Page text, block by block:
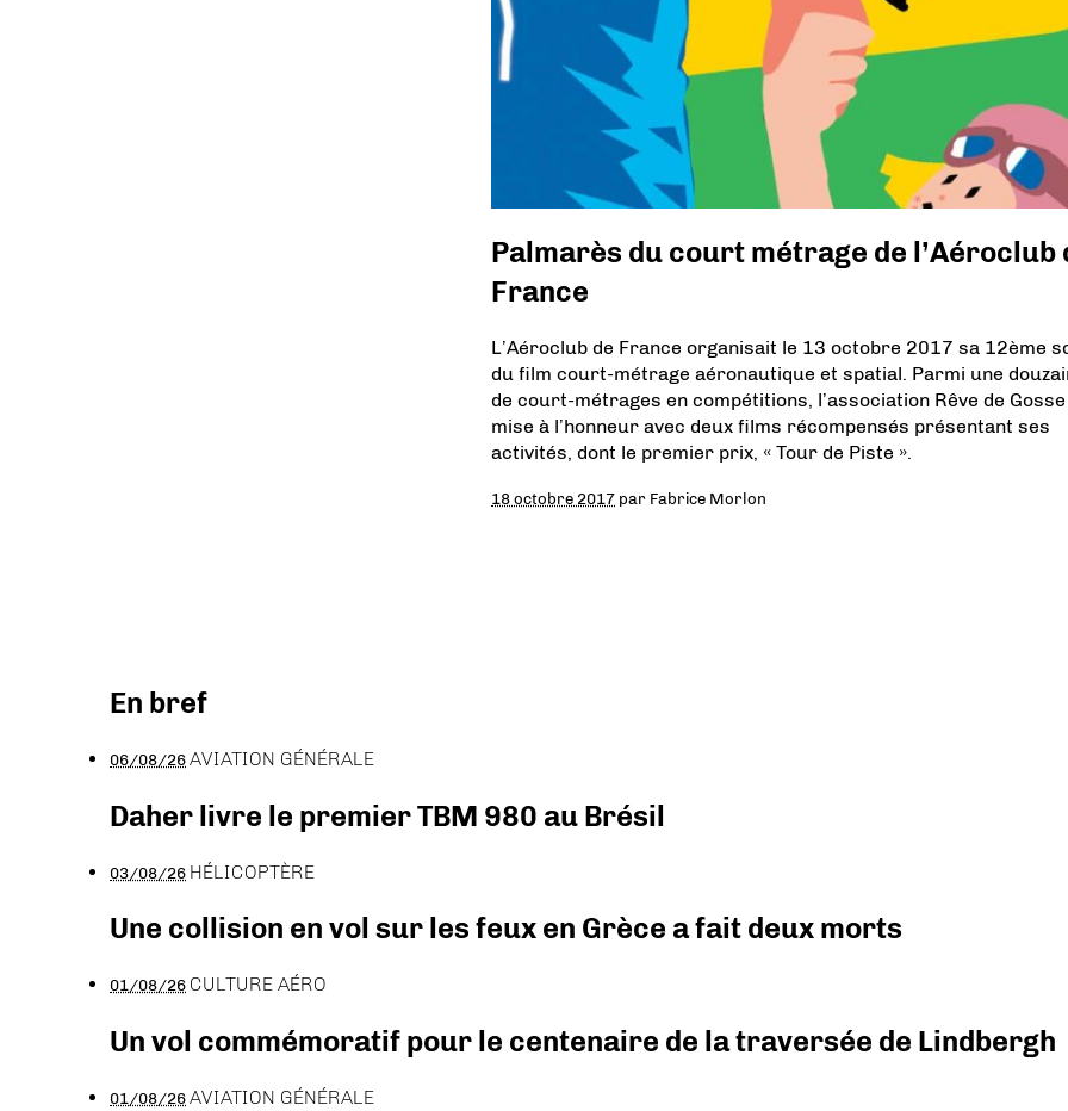
Palmarès du court métrage de l’Aéroclub
France
L’Aéroclub de France organisait le 13 octobre 2017 sa 12ème
du film court-métrage aéronautique et spatial. Parmi une
de court-métrages en compétitions, l’association Rêve de
mise à l’honneur avec deux films récompensés présentant ses
activités, dont le premier prix, « Tour de Piste ».
18 octobre 2017 par Fabrice Morlon
En bref
06/08/26AVIATION GÉNÉRALE
Daher livre le premier TBM 980 au Brésil
03/08/26 HÉLICOPTÈRE
Une collision en vol sur les feux en Grèce a fait deux morts
01/08/26 CULTURE AÉRO
Un vol commémoratif pour le centenaire de la traversée de Lindbergh
01/08/26AVIATION GÉNÉRALE